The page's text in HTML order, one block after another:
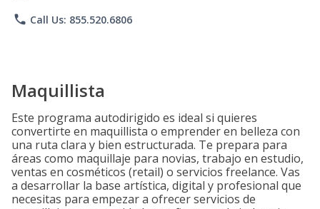
phone Call Us: 855.520.6806
Maquillista
Este programa autodirigido es ideal si quieres
convertirte en maquillista o emprender en belleza con
una ruta clara y bien estructurada. Te prepara para
áreas como maquillaje para novias, trabajo en estudio,
ventas en cosméticos (retail) o servicios freelance. Vas
a desarrollar la base artística, digital y profesional que
necesitas para empezar a ofrecer servicios de